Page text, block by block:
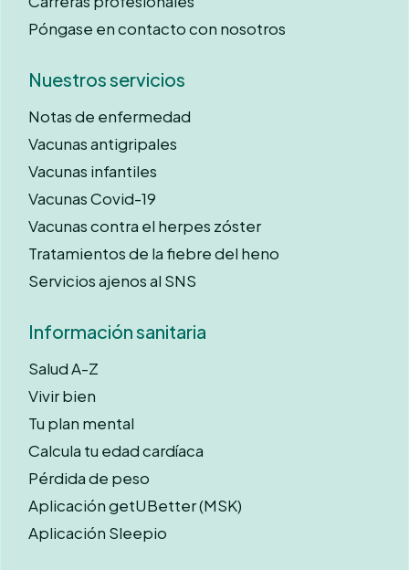
Póngase en contacto con nosotros
Nuestros servicios
Notas de enfermedad
Vacunas antigripales
Vacunas infantiles
Vacunas Covid-19
Vacunas contra el herpes zóster
Tratamientos de la fiebre del heno
Servicios ajenos al SNS
Información sanitaria
Salud A-Z
Vivir bien
Tu plan mental
Calcula tu edad cardíaca
Pérdida de peso
Aplicación getUBetter (MSK)
Aplicación Sleepio